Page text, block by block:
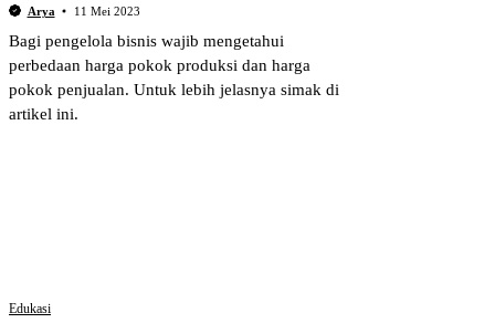
Arya 11 Mei 2023
Bagi pengelola bisnis wajib mengetahui
perbedaan harga pokok produksi dan harga
pokok penjualan. Untuk lebih jelasnya simak di
artikel ini.
Edukasi